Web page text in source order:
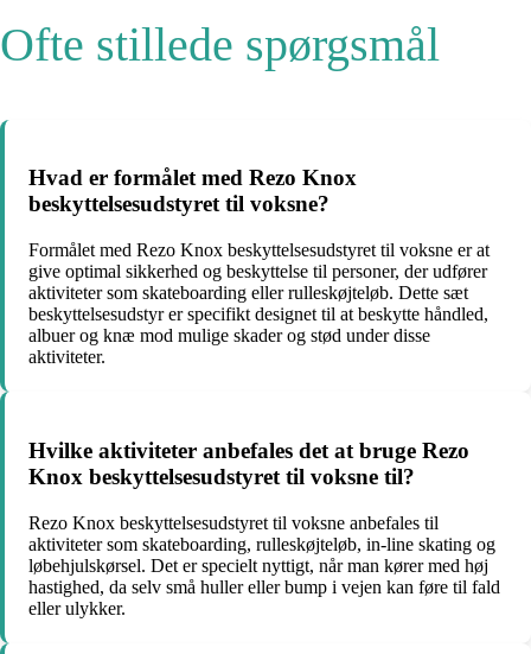
Ofte stillede spørgsmål
Hvad er formålet med Rezo Knox
beskyttelsesudstyret til voksne?
Formålet med Rezo Knox beskyttelsesudstyret til voksne er at
give optimal sikkerhed og beskyttelse til personer, der udfører
aktiviteter som skateboarding eller rulleskøjteløb. Dette sæt
beskyttelsesudstyr er specifikt designet til at beskytte håndled,
albuer og knæ mod mulige skader og stød under disse
aktiviteter.
Hvilke aktiviteter anbefales det at bruge Rezo
Knox beskyttelsesudstyret til voksne til?
Rezo Knox beskyttelsesudstyret til voksne anbefales til
aktiviteter som skateboarding, rulleskøjteløb, in-line skating og
løbehjulskørsel. Det er specielt nyttigt, når man kører med høj
hastighed, da selv små huller eller bump i vejen kan føre til fald
eller ulykker.